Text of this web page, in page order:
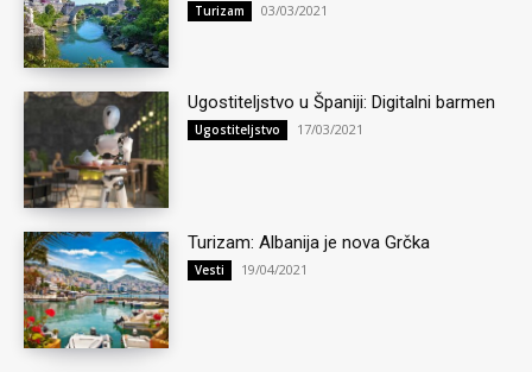
Turizam 03/03/2021
Ugostiteljstvo u Španiji: Digitalni barmen
Ugostiteljstvo 17/03/2021
Turizam: Albanija je nova Grčka
Vesti 19/04/2021